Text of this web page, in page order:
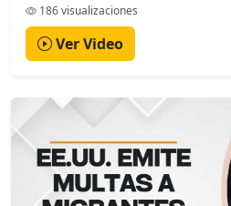
186 visualizaciones
Ver Video